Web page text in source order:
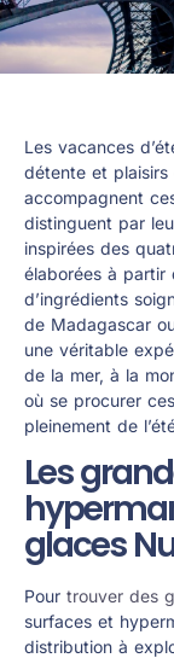
Les vacances
détente et plaisirs
accompagnent
distinguent par
inspirées des
élaborées à partir
d’ingrédients
de Madagascar
une véritable
de la mer, à la
où se procurer
pleinement de
Les
glaces
Pour trouver des
surfaces et
distribution à